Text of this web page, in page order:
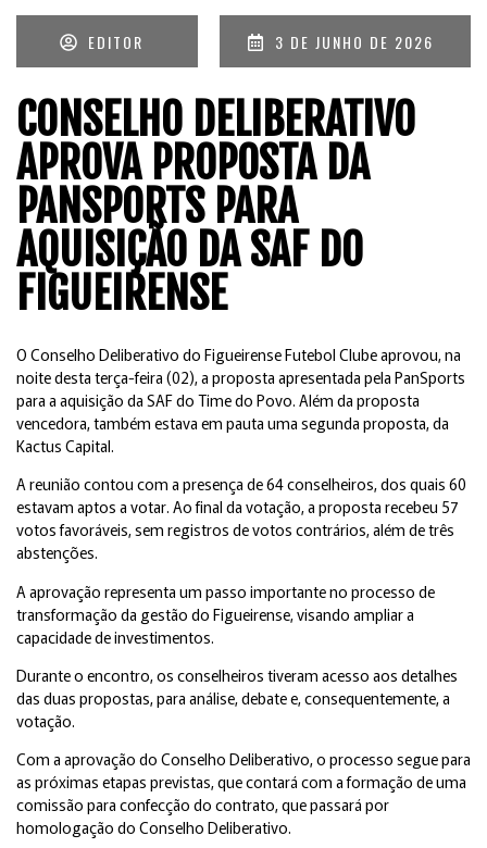
EDITOR 3 DE JUNHO DE 2026
CONSELHO DELIBERATIVO
APROVA PROPOSTA DA
PANSPORTS PARA
AQUISIÇÃO DA SAF DO
FIGUEIRENSE
O Conselho Deliberativo do Figueirense Futebol Clube aprovou, na
noite desta terça-feira (02), a proposta apresentada pela PanSports
para a aquisição da SAF do Time do Povo. Além da proposta
vencedora, também estava em pauta uma segunda proposta, da
Kactus Capital.
A reunião contou com a presença de 64 conselheiros, dos quais 60
estavam aptos a votar. Ao final da votação, a proposta recebeu 57
votos favoráveis, sem registros de votos contrários, além de três
abstenções.
A aprovação representa um passo importante no processo de
transformação da gestão do Figueirense, visando ampliar a
capacidade de investimentos.
Durante o encontro, os conselheiros tiveram acesso aos detalhes
das duas propostas, para análise, debate e, consequentemente, a
votação.
Com a aprovação do Conselho Deliberativo, o processo segue para
as próximas etapas previstas, que contará com a formação de uma
comissão para confecção do contrato, que passará por
homologação do Conselho Deliberativo.